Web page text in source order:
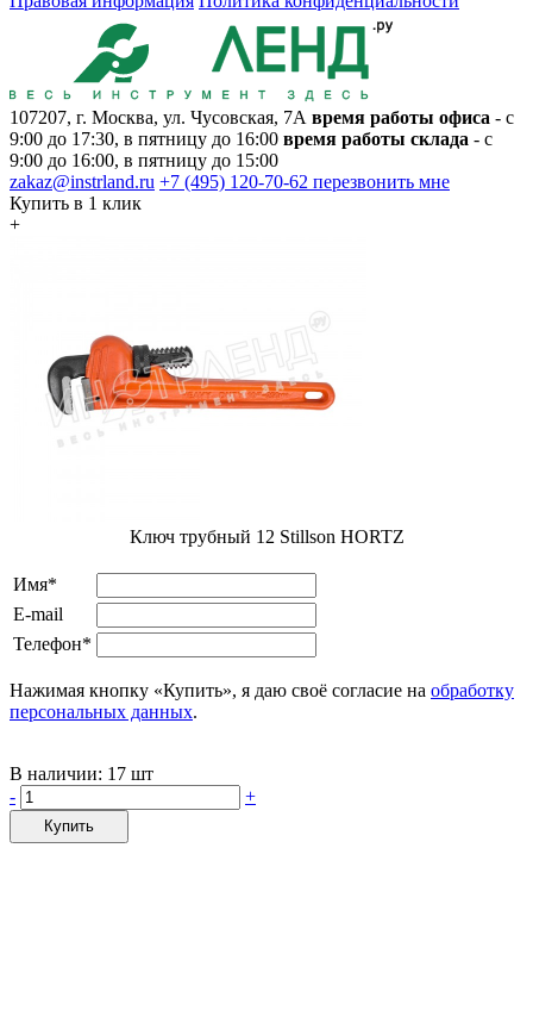
107207, г. Москва, ул. Чусовская, 7А время работы офиса - с
9:00 до 17:30, в пятницу до 16:00 время работы склада - с
9:00 до 16:00, в пятницу до 15:00
zakaz@instrland.ru +7 (495) 120-70-62 перезвонить мне
Купить в 1 клик
+
Ключ трубный 12 Stillson HORTZ
Имя*
E-mail
Телефон*
Нажимая кнопку «Купить», я даю своё согласие на обработку
персональных данных.
В наличии: 17 шт
-
+
Купить